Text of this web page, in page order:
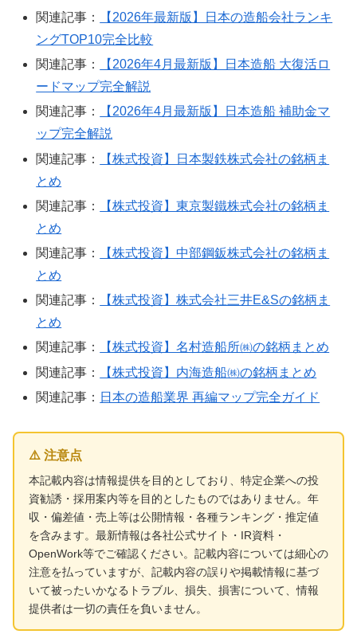
関連記事：
【2026年最新版】日本の造船会社ランキ
ングTOP10完全比較
関連記事：
【2026年4月最新版】日本造船 大復活ロ
ードマップ完全解説
関連記事：
【2026年4月最新版】日本造船 補助金マ
ップ完全解説
関連記事：
【株式投資】日本製鉄株式会社の銘柄ま
とめ
関連記事：
【株式投資】東京製鐵株式会社の銘柄ま
とめ
関連記事：
【株式投資】中部鋼鈑株式会社の銘柄ま
とめ
関連記事：
【株式投資】株式会社三井E&Sの銘柄ま
とめ
関連記事：
【株式投資】名村造船所㈱の銘柄まとめ
関連記事：
【株式投資】内海造船㈱の銘柄まとめ
関連記事： 日本の造船業界 再編マップ完全ガイド
⚠️ 注意点
本記載内容は情報提供を目的としており、特定企業への投
資勧誘・採用案内等を目的としたものではありません。年
収・偏差値・売上等は公開情報・各種ランキング・推定値
を含みます。最新情報は各社公式サイト・IR資料・
OpenWork等でご確認ください。記載内容については細心の
注意を払っていますが、記載内容の誤りや掲載情報に基づ
いて被ったいかなるトラブル、損失、損害について、情報
提供者は一切の責任を負いません。